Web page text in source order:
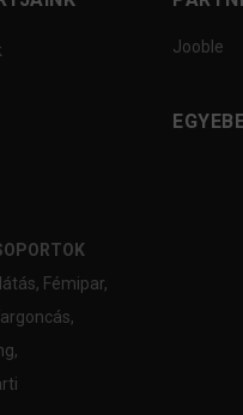
, Fémipar,
,
,
Jooble